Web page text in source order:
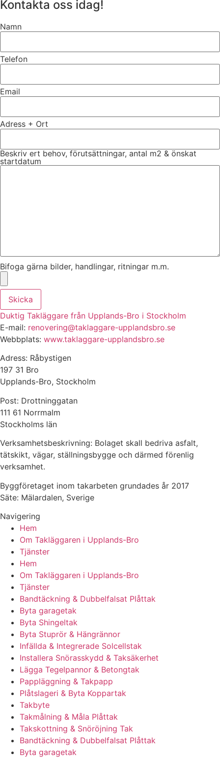
Kontakta oss idag!
Namn
Telefon
Email
Adress + Ort
Beskriv ert behov, förutsättningar, antal m2 & önskat
startdatum
Bifoga gärna bilder, handlingar, ritningar m.m.
Skicka
Duktig Takläggare från Upplands-Bro i Stockholm
E-mail: renovering@taklaggare-upplandsbro.se
Webbplats: www.taklaggare-upplandsbro.se
Adress: Råbystigen
197 31 Bro
Upplands-Bro, Stockholm
Post: Drottninggatan
111 61 Norrmalm
Stockholms län
Verksamhetsbeskrivning: Bolaget skall bedriva asfalt,
tätskikt, vägar, ställningsbygge och därmed förenlig
verksamhet.
Byggföretaget inom takarbeten grundades år 2017
Säte: Mälardalen, Sverige
Navigering
Hem
Om Takläggaren i Upplands-Bro
Tjänster
Hem
Om Takläggaren i Upplands-Bro
Tjänster
Bandtäckning & Dubbelfalsat Plåttak
Byta garagetak
Byta Shingeltak
Byta Stuprör & Hängrännor
Infällda & Integrerade Solcellstak
Installera Snörasskydd & Taksäkerhet
Lägga Tegelpannor & Betongtak
Pappläggning & Takpapp
Plåtslageri & Byta Koppartak
Takbyte
Takmålning & Måla Plåttak
Takskottning & Snöröjning Tak
Bandtäckning & Dubbelfalsat Plåttak
Byta garagetak